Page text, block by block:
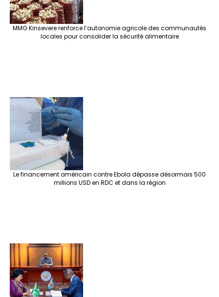
MMG Kinsevere renforce l’autonomie agricole des communautés
locales pour consolider la sécurité alimentaire
Le financement américain contre Ebola dépasse désormais 500
millions USD en RDC et dans la région